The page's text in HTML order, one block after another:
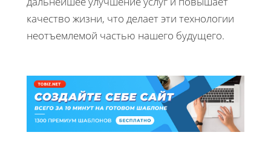
качество жизни, что делает эти технологии
неотъемлемой частью нашего будущего.